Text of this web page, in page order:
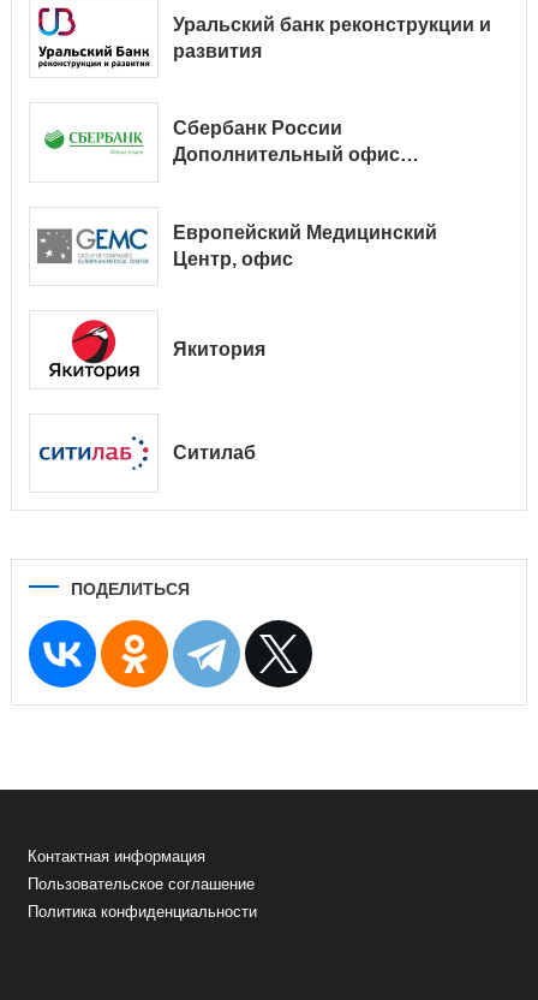
Уральский банк реконструкции и
развития
Сбербанк России
Дополнительный офис
Европейский Медицинский
Центр, офис
Якитория
Ситилаб
ПОДЕЛИТЬСЯ
Контактная информация
Пользовательское соглашение
Политика конфиденциальности